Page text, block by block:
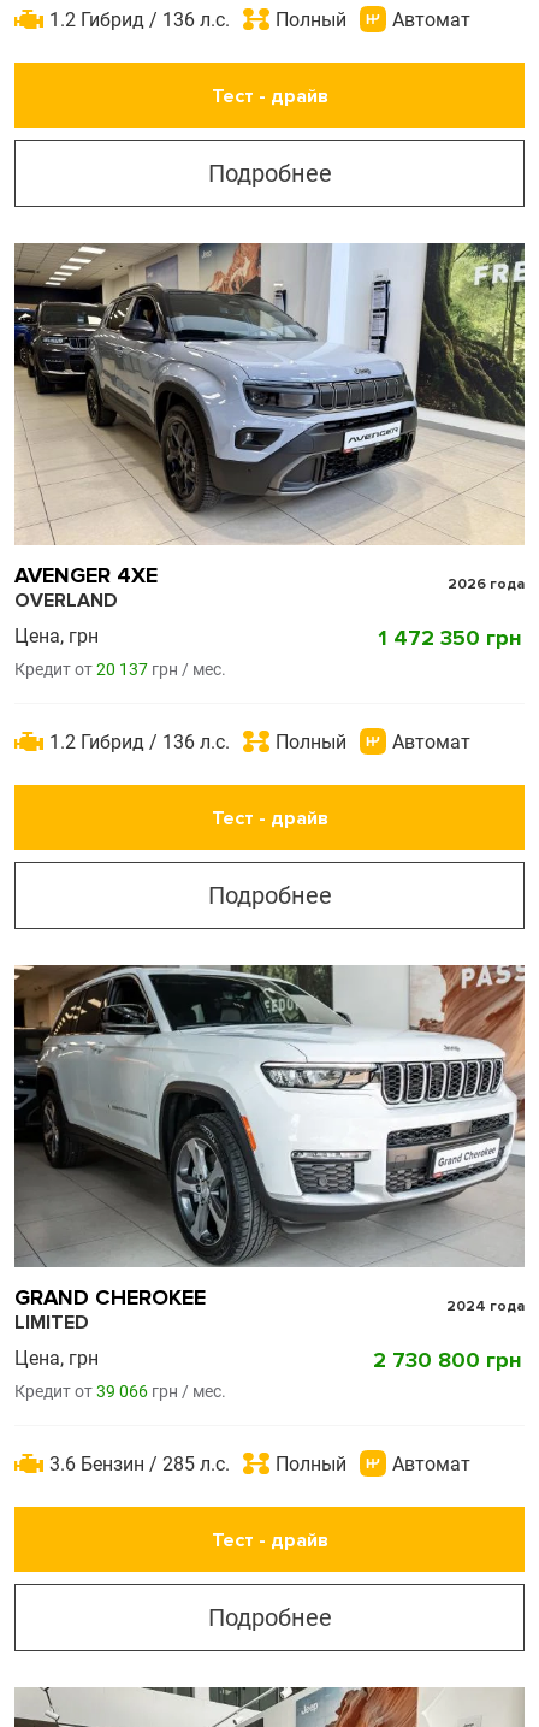
1.2 Гибрид / 136 л.с. Полный Автомат
Тест - драйв
Подробнее
AVENGER 4XE
OVERLAND
2026 года
Цена, грн
Кредит от20 137 грн / мес.
1 472 350 грн
1.2 Гибрид / 136 л.с. Полный Автомат
Тест - драйв
Подробнее
GRAND CHEROKEE
LIMITED
2024 года
Цена, грн
Кредит от39 066 грн / мес.
2 730 800 грн
3.6 Бензин / 285 л.с. Полный Автомат
Тест - драйв
Подробнее